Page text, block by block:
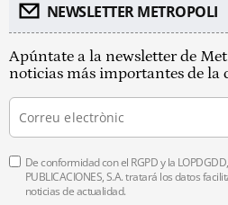
NEWSLETTER METROPOLI
Apúntate a la newsletter de
noticias más importantes de la
De conformidad con el RGPD y la
PUBLICACIONES, S.A. tratará los datos
noticias de actualidad.